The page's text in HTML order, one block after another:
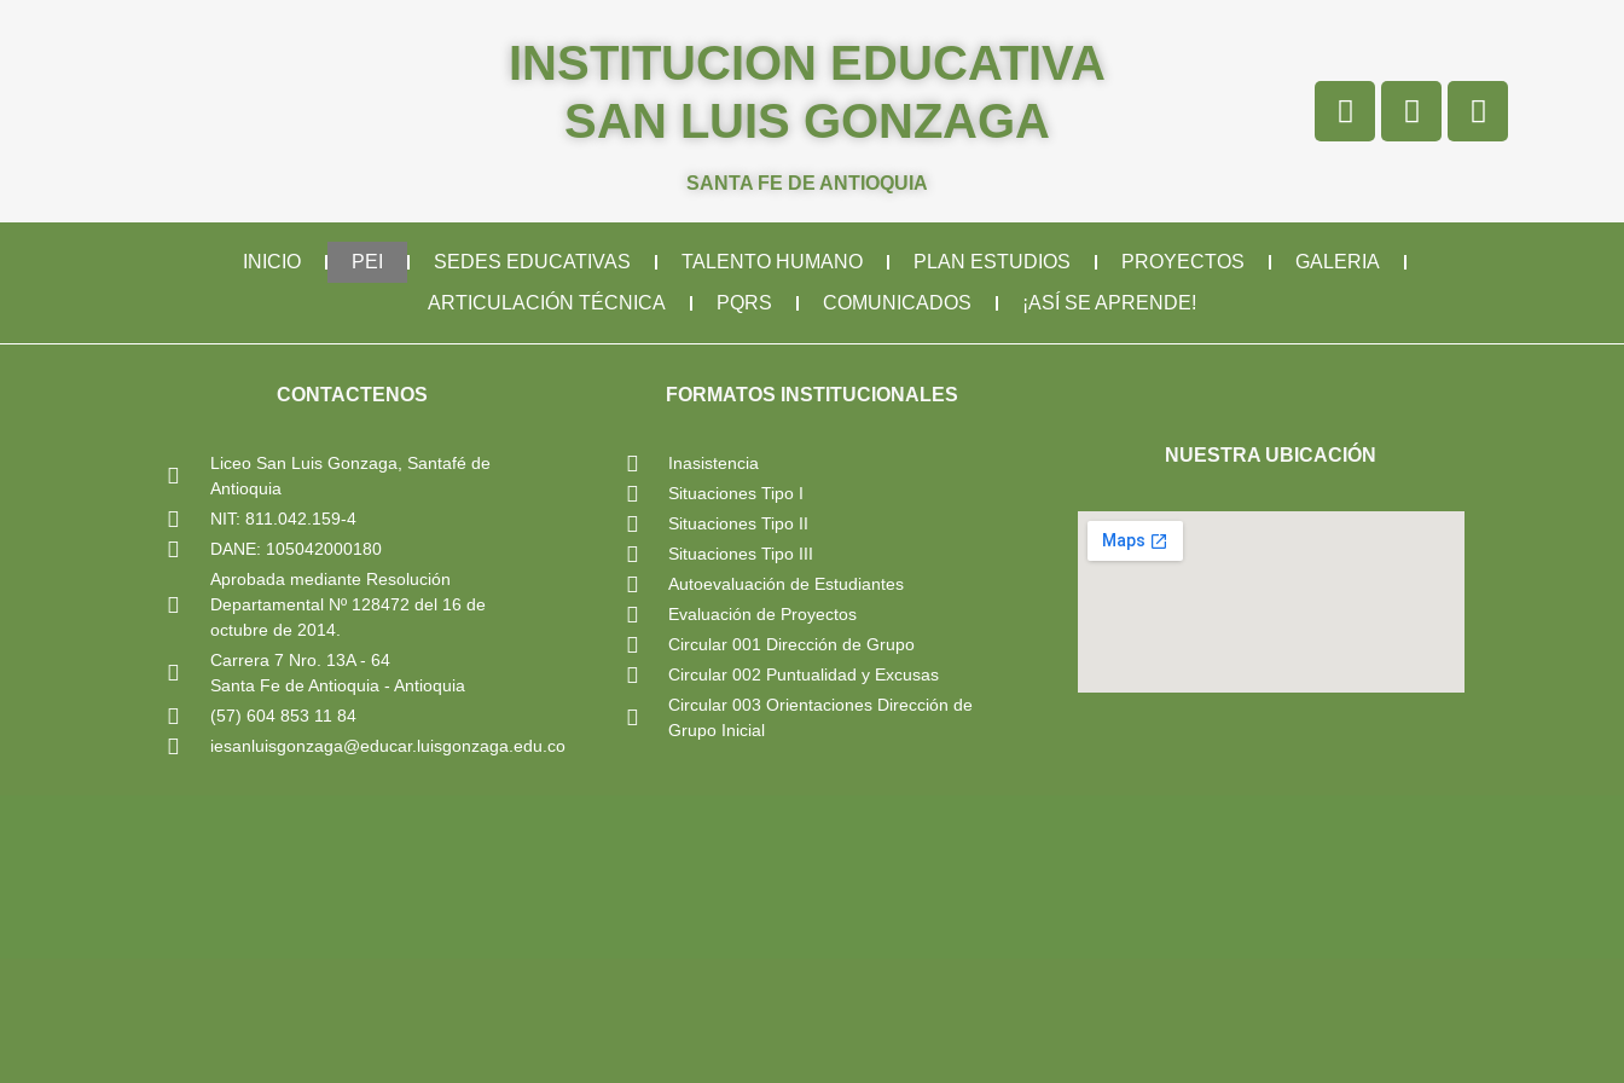
INSTITUCION EDUCATIVA
SAN LUIS GONZAGA
SANTA FE DE ANTIOQUIA
INICIO PEI SEDES EDUCATIVAS TALENTO HUMANO PLAN ESTUDIOS PROYECTOS
GALERIA
ARTICULACIÓN TÉCNICA
PQRS COMUNICADOS ¡ASÍ SE APRENDE!
CONTACTENOS
Liceo San Luis Gonzaga, Santafé de
Antioquia
NIT: 811.042.159-4
DANE: 105042000180
Aprobada mediante Resolución
Departamental Nº 128472 del 16 de
octubre de 2014.
Carrera 7 Nro. 13A - 64
Santa Fe de Antioquia - Antioquia
(57) 604 853 11 84
iesanluisgonzaga@educar.luisgonzaga.edu.co
FORMATOS INSTITUCIONALES
Inasistencia
Situaciones Tipo I
Situaciones Tipo II
Situaciones Tipo III
Autoevaluación de Estudiantes
Evaluación de Proyectos
Circular 001 Dirección de Grupo
Circular 002 Puntualidad y Excusas
Circular 003 Orientaciones Dirección de
Grupo Inicial
NUESTRA UBICACIÓN